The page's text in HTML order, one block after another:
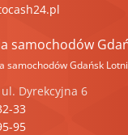
samochodów
samochodów Gdańsk
ul. Dyrekcyjna 6
33
95